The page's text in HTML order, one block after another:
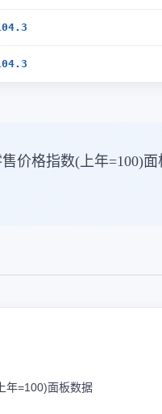
价格指数(上年=100)
年=100)面板数据